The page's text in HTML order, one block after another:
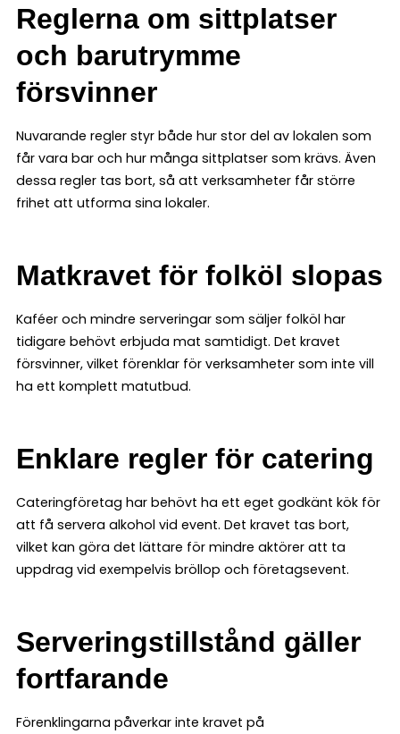
Reglerna om sittplatser
och barutrymme
försvinner
Nuvarande regler styr både hur stor del av lokalen som
får vara bar och hur många sittplatser som krävs. Även
dessa regler tas bort, så att verksamheter får större
frihet att utforma sina lokaler.
Matkravet för folköl slopas
Kaféer och mindre serveringar som säljer folköl har
tidigare behövt erbjuda mat samtidigt. Det kravet
försvinner, vilket förenklar för verksamheter som inte vill
ha ett komplett matutbud.
Enklare regler för catering
Cateringföretag har behövt ha ett eget godkänt kök för
att få servera alkohol vid event. Det kravet tas bort,
vilket kan göra det lättare för mindre aktörer att ta
uppdrag vid exempelvis bröllop och företagsevent.
Serveringstillstånd gäller
fortfarande
Förenklingarna påverkar inte kravet på